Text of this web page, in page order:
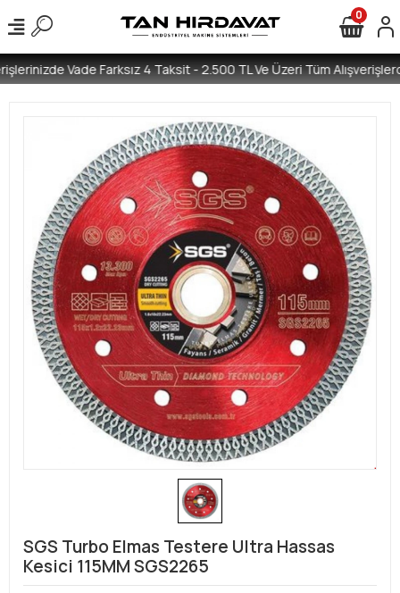
Vade Farksız 4 Taksit - 2.500 TL Ve Üzeri Tüm
0
SGS Turbo Elmas Testere Ultra Hassas
Kesici 115MM SGS2265